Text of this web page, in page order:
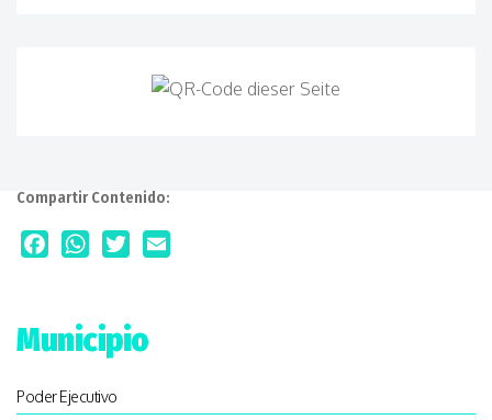
Compartir Contenido:
Municipio
Poder Ejecutivo